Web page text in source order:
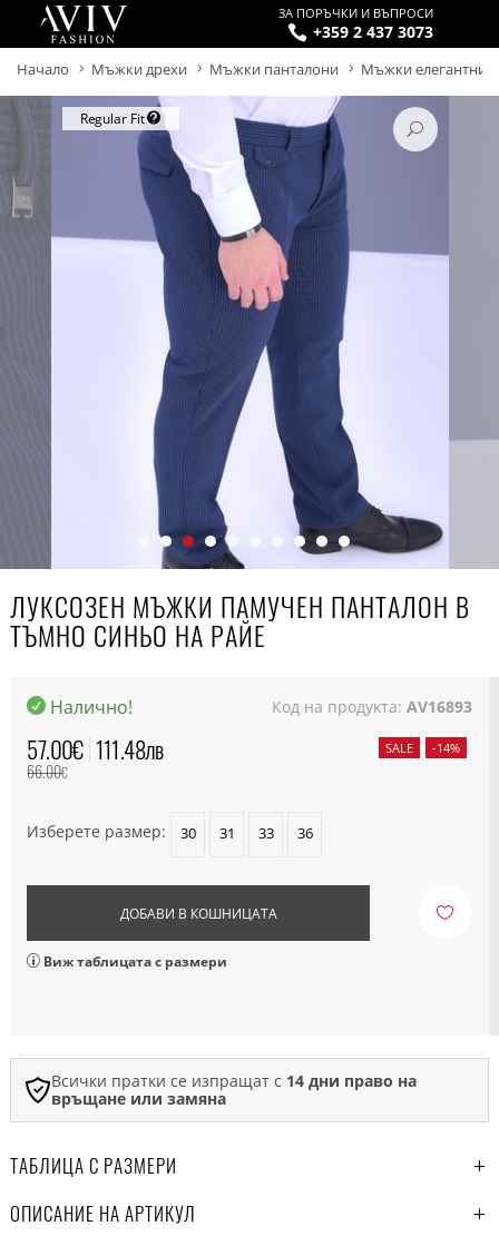
ЗА ПОРЪЧКИ И ВЪПРОСИ
+359 2 437 3073
FINAL
до-39%
РАЗПРОДАЖБА ОФЕРТИ
Начало Мъжки дрехи Мъжки панталони Мъжки елегантни
Regular Fit
ЛУКСОЗЕН МЪЖКИ ПАМУЧЕН ПАНТАЛОН В
ТЪМНО СИНЬО НА РАЙЕ
Налично! Код на продукта: AV16893
57.00€ 111.48лв
66.00€
SALE -14%
Изберете размер: 30 31 33 36
ДОБАВИ В КОШНИЦАТА
Виж таблицата с размери
Всички пратки се изпращат с 14 дни право на
връщане или замяна
ТАБЛИЦА С РАЗМЕРИ
ОПИСАНИЕ НА АРТИКУЛ